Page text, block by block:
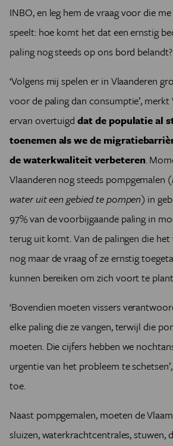
INBO, en leg hem de vraag voor die
speelt: hoe komt het dat een ernstig
paling nog steeds op ons bord belandt?
‘Volgens mij spelen er in Vlaanderen
voor de paling dan consumptie’, merkt
ervan overtuigddat de populatie al
toenemen als we de
de waterkwaliteit verbeteren.
Vlaanderen nog steeds pompgemalen
water uit een gebied te pompen) in
97% van de voorbijgaande paling in
terug uit komt. Van de palingen die
nog maar de vraag of ze ernstig
kunnen bereiken om zich voort te
‘Bovendien moeten vissers
elke paling die ze vangen, terwijl die
moeten. Die cijfers hebben we
urgentie van het probleem te
toe.
Naast pompgemalen, moeten de
sluizen, waterkrachtcentrales, stuwen,